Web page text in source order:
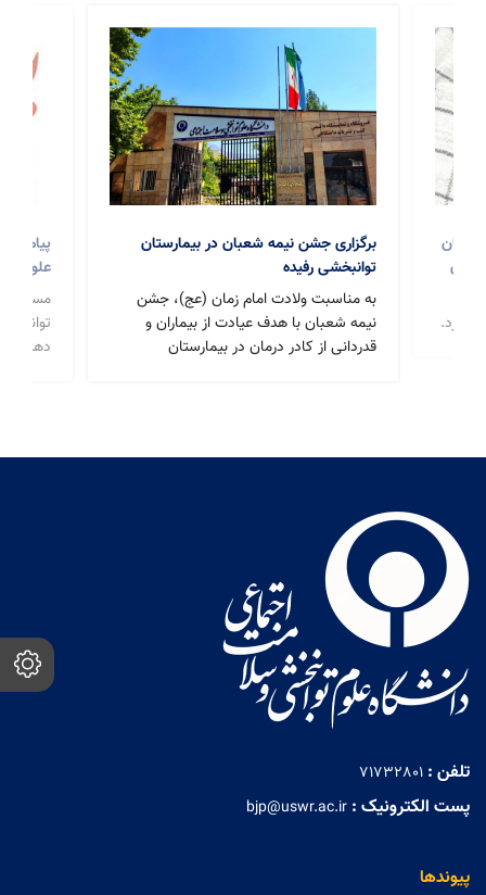
برگزاری جشن نیمه شعبان در بیمارستان
توانبخشی رفیده
به مناسبت ولادت امام زمان (عج)، جشن
نیمه شعبان با هدف عیادت از بیماران و
قدردانی از کادر درمان در بیمارستان
پیام مسئول
علوم
مناسبت دهه
مسئول بسیج
توانبخشی و
دهه فجر
تلفن : 71732801
پست الکترونیک : bjp@uswr.ac.ir
پیوندها